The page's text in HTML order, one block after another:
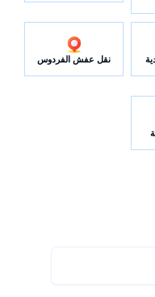
نقل عفش الفردوس